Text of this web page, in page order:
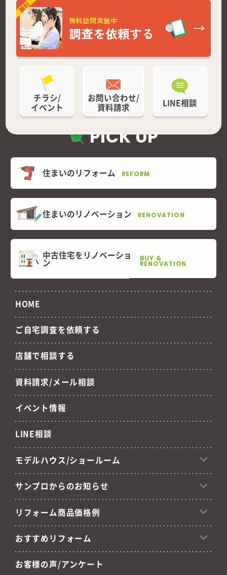
無料訪問実施中
調査を依頼する
チラシ/
イベント
お問い合わせ/
資料請求
LINE相談
PICK UP
住まいのリフォーム REFORM
住まいのリノベーション RENOVATION
中古住宅をリノベーショ
ン BUY &
RENOVATION
HOME
ご自宅調査を依頼する
店舗で相談する
資料請求/メール相談
イベント情報
LINE相談
モデルハウス/ショールーム
サンプロからのお知らせ
リフォーム商品価格例
おすすめリフォーム
お客様の声/アンケート